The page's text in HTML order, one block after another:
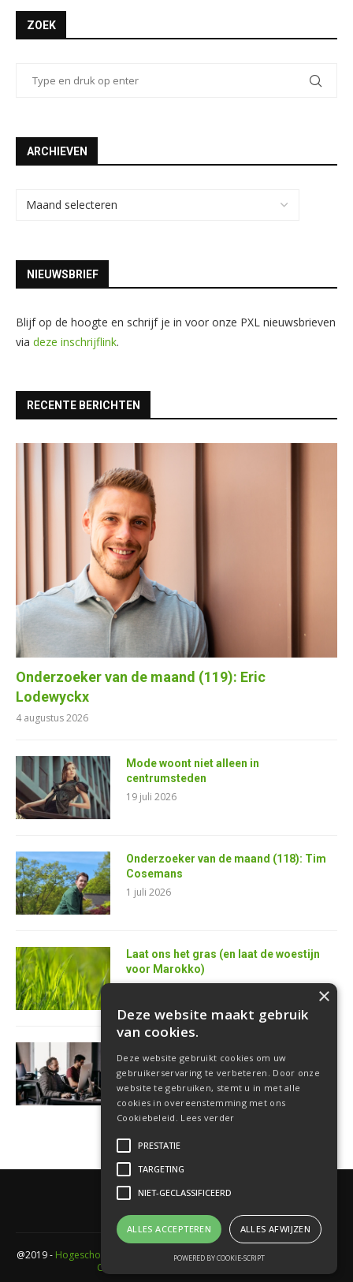
ZOEK
ARCHIEVEN
NIEUWSBRIEF
Blijf op de hoogte en schrijf je in voor onze PXL nieuwsbrieven
via deze inschrijflink.
RECENTE BERICHTEN
Onderzoeker van de maand (119): Eric
Lodewyckx
4 augustus 2026
Mode woont niet alleen in
centrumsteden
19 juli 2026
Onderzoeker van de maand (118): Tim
Cosemans
1 juli 2026
Laat ons het gras (en laat de woestijn
voor Marokko)
25 juni 2026
softwareontwikkelaar
18 juni 2026
@2019 - Hogeschool PXL
- Elfde-liniestraat 24 Gebouw A , 3500 Hasselt -
Cookieverklaring
×
Deze website maakt gebruik
van cookies.
Deze website gebruikt cookies om uw
gebruikerservaring te verbeteren. Door onze
website te gebruiken, stemt u in met alle
cookies in overeenstemming met ons
Cookiebeleid. Lees verder
PRESTATIE
TARGETING
NIET-GECLASSIFICEERD
ALLES ACCEPTEREN ALLES AFWIJZEN
POWERED BY COOKIE-SCRIPT